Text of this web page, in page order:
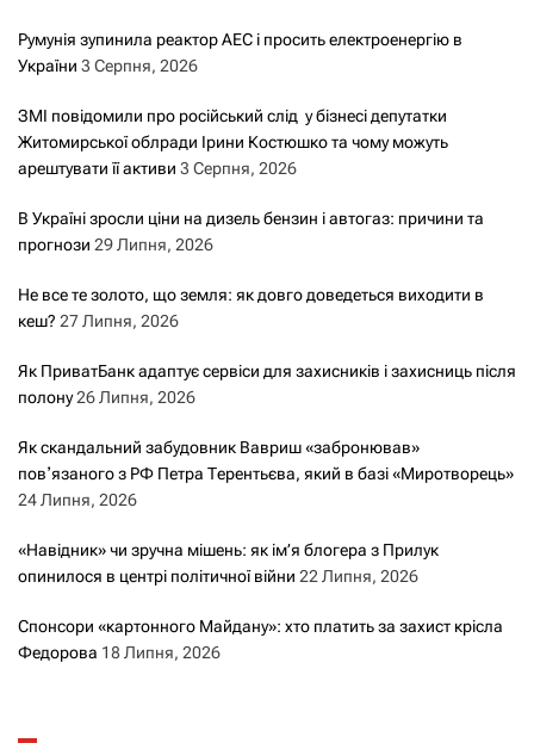
Румунія зупинила реактор АЕС і просить електроенергію в
України 3 Серпня, 2026
ЗМІ повідомили про російський слід у бізнесі депутатки
Житомирської облради Ірини Костюшко та чому можуть
арештувати її активи 3 Серпня, 2026
В Україні зросли ціни на дизель бензин і автогаз: причини та
прогнози 29 Липня, 2026
Не все те золото, що земля: як довго доведеться виходити в
кеш? 27 Липня, 2026
Як ПриватБанк адаптує сервіси для захисників і захисниць після
полону26 Липня, 2026
Як скандальний забудовник Вавриш «забронював»
повʼязаного з РФ Петра Терентьєва, який в базі «Миротворець»
24 Липня, 2026
«Навідник» чи зручна мішень: як ім’я блогера з Прилук
опинилося в центрі політичної війни 22 Липня, 2026
Спонсори «картонного Майдану»: хто платить за захист крісла
Федорова 18 Липня, 2026